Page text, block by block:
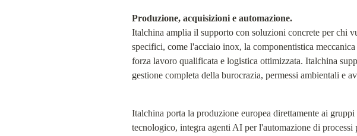
Produzione, acquisizioni e automazione.
Italchina amplia il supporto con soluzioni concrete per chi
specifici, come l'acciaio inox, la componentistica
forza lavoro qualificata e logistica ottimizzata. Italchina
gestione completa della burocrazia, permessi ambientali e
Italchina porta la produzione europea direttamente ai
tecnologico, integra agenti AI per l'automazione di